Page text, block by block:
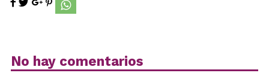
No hay comentarios